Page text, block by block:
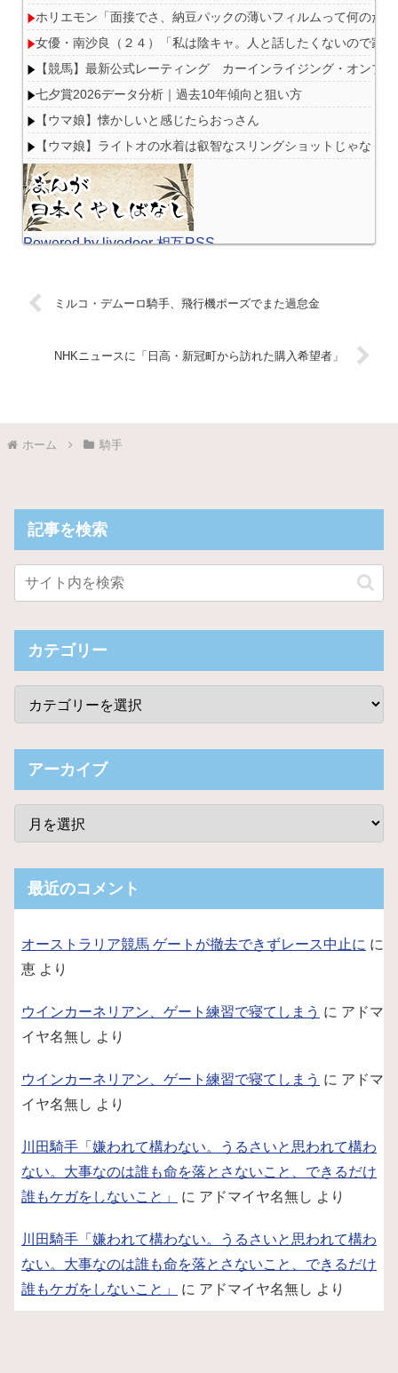
ホリエモン「面接でさ、納豆パックの薄いフィルムって何のた
女優・南沙良（２４）「私は陰キャ。人と話したくないので家
【競馬】最新公式レーティング カーインライジング・オン
七夕賞2026データ分析｜過去10年傾向と狙い方
【ウマ娘】懐かしいと感じたらおっさん
【ウマ娘】ライトオの水着は叡智なスリングショットじゃなく
Powered by livedoor 相互RSS
ミルコ・デムーロ騎手、飛行機ポーズでまた過怠金
NHKニュースに「日高・新冠町から訪れた購入希望者」
ホーム 騎手
記事を検索
カテゴリー
アーカイブ
最近のコメント
オーストラリア競馬 ゲートが撤去できずレース中止に に
恵 より
ウインカーネリアン、ゲート練習で寝てしまう に アドマ
イヤ名無し より
ウインカーネリアン、ゲート練習で寝てしまう に アドマ
イヤ名無し より
川田騎手「嫌われて構わない。うるさいと思われて構わ
ない。大事なのは誰も命を落とさないこと、できるだけ
誰もケガをしないこと」
に アドマイヤ名無し より
川田騎手「嫌われて構わない。うるさいと思われて構わ
ない。大事なのは誰も命を落とさないこと、できるだけ
誰もケガをしないこと」
に アドマイヤ名無し より